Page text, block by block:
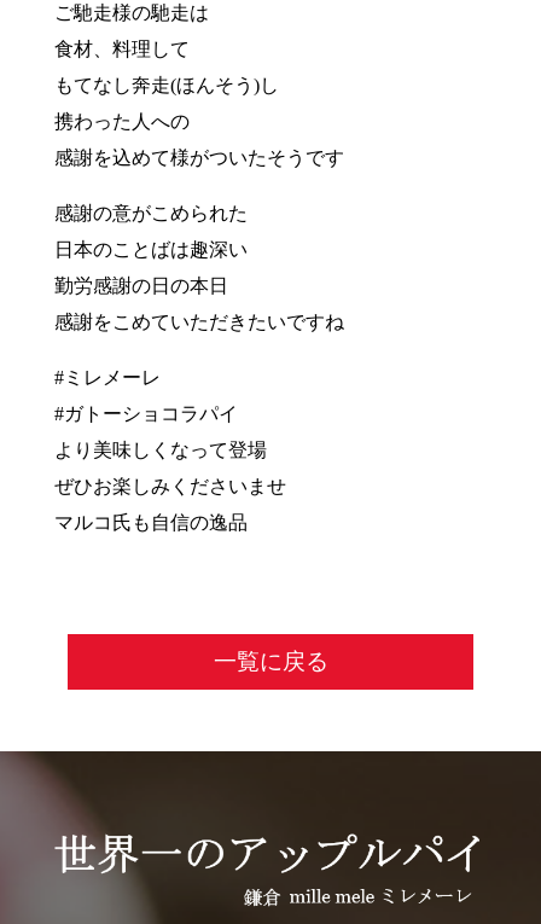
ご馳走様の馳走は
食材、料理して
もてなし奔走(ほんそう)し
携わった人への
感謝を込めて様がついたそうです
感謝の意がこめられた
日本のことばは趣深い
勤労感謝の日の本日
感謝をこめていただきたいですね
#ミレメーレ
#ガトーショコラパイ
より美味しくなって登場
ぜひお楽しみくださいませ
マルコ氏も自信の逸品
一覧に戻る